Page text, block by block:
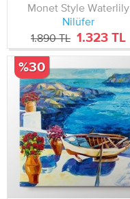
Monet Style Waterlily
Nilüfer
1.890 TL 1.323 TL
%30